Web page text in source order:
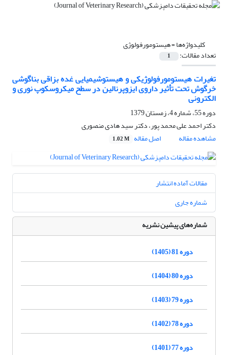
کلیدواژه‌ها =هیستومورفولوژی
تعداد مقالات: 1
تغیرات هیستومورفولوژیکی و هیستوشیمیایی غده بزاقی بناگوشی
خرگوش تحت تأثیر داروی ایزوپرنالین در سطح میکروسکوپ نوری و
الکترونی
دوره 55، شماره 4، زمستان 1379
دکتر احمد علی محمد پور، دکتر سید هادی منصوری
مشاهده مقاله
اصل مقاله 1.02 M
مقالات آماده انتشار
شماره جاری
شماره‌های پیشین نشریه
دوره 81 (1405)
دوره 80 (1404)
دوره 79 (1403)
دوره 78 (1402)
دوره 77 (1401)